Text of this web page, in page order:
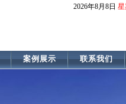
2026年8月8日
案例展示 联系我们